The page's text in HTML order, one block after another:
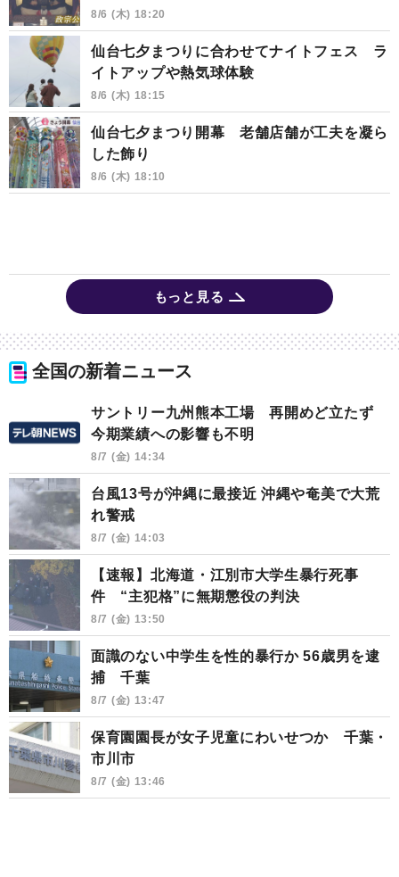
8/6 (木) 18:20
仙台七夕まつりに合わせてナイトフェス ラ
イトアップや熱気球体験
8/6 (木) 18:15
仙台七夕まつり開幕 老舗店舗が工夫を凝ら
した飾り
8/6 (木) 18:10
もっと見る
全国の新着ニュース
サントリー九州熊本工場 再開めど立たず
今期業績への影響も不明
8/7 (金) 14:34
台風13号が沖縄に最接近 沖縄や奄美で大荒
れ警戒
8/7 (金) 14:03
【速報】北海道・江別市大学生暴行死事
件 “主犯格”に無期懲役の判決
8/7 (金) 13:50
面識のない中学生を性的暴行か 56歳男を逮
捕 千葉
8/7 (金) 13:47
保育園園長が女子児童にわいせつか 千葉・
市川市
8/7 (金) 13:46